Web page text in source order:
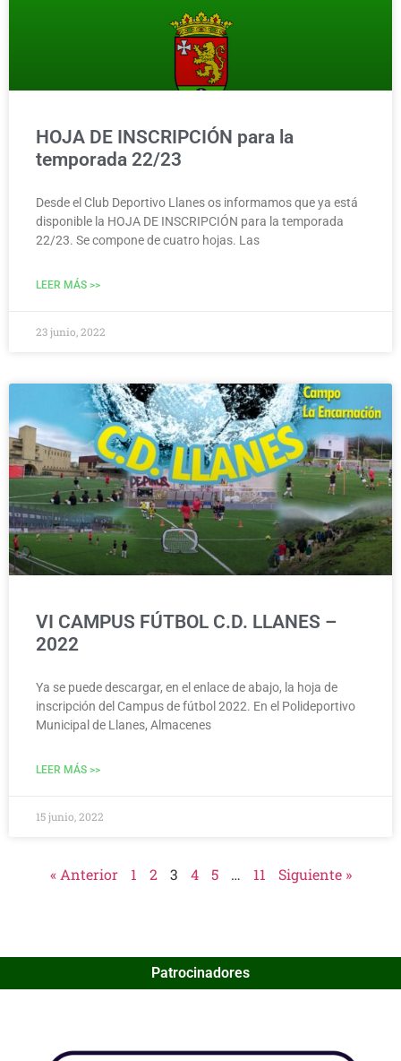
HOJA DE INSCRIPCIÓN para la
temporada 22/23
Desde el Club Deportivo Llanes os informamos que ya está
disponible la HOJA DE INSCRIPCIÓN para la temporada
22/23. Se compone de cuatro hojas. Las
LEER MÁS >>
23 junio, 2022
VI CAMPUS FÚTBOL C.D. LLANES –
2022
Ya se puede descargar, en el enlace de abajo, la hoja de
inscripción del Campus de fútbol 2022. En el Polideportivo
Municipal de Llanes, Almacenes
LEER MÁS >>
15 junio, 2022
« Anterior 1 2 3 4 5 … 11 Siguiente »
Patrocinadores